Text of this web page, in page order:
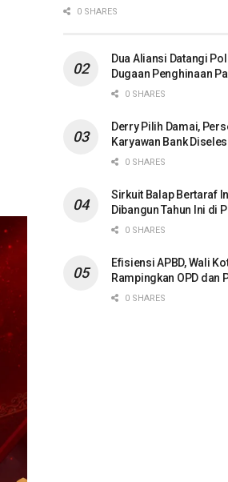
0 SHARES
Dua Aliansi Datangi
Dugaan Penghinaan
0 SHARES
Derry Pilih Damai,
Karyawan Bank
0 SHARES
Sirkuit Balap Bertaraf
Dibangun Tahun Ini di
0 SHARES
Efisiensi APBD, Wali
Rampingkan OPD dan
0 SHARES